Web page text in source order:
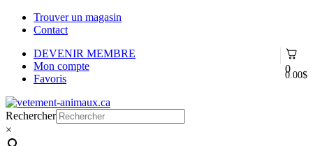
Trouver un magasin
Contact
0
0.00$
DEVENIR MEMBRE
Mon compte
Favoris
Aller
à
la
navigation
Aller
au
contenu
Rechercher
×